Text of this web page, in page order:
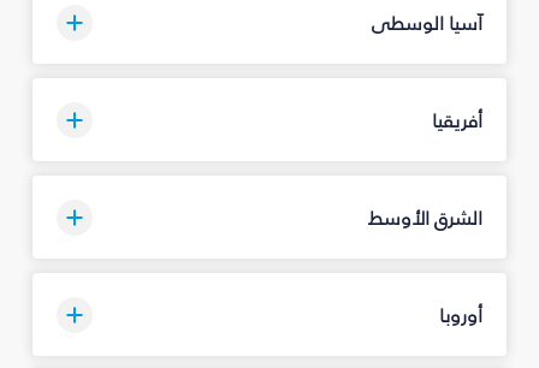
آسيا الوسطى
أفريقيا
الشرق الأوسط
أوروبا